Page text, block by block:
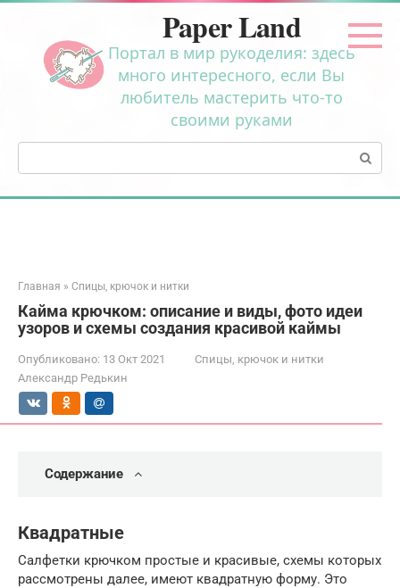
Перейти
контенту
Paper Land
Портал в мир рукоделия: здесь
много интересного, если Вы
любитель мастерить что-то
своими руками
Поиск:
Главная » Спицы, крючок и нитки
Кайма крючком: описание и виды, фото идеи
узоров и схемы создания красивой каймы
Опубликовано: 13 Окт 2021
Спицы, крючок и нитки
Александр Редькин
Содержание
Квадратные
Салфетки крючком простые и красивые, схемы которых
рассмотрены далее, имеют квадратную форму. Это